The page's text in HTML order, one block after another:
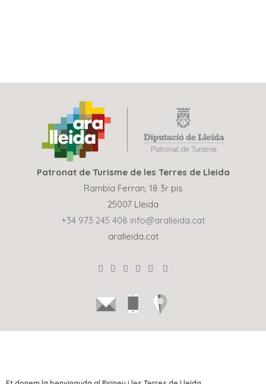
Patronat de Turisme de les Terres de Lleida
Rambla Ferran, 18 3r pis
25007 Lleida
+34 973 245 408 info@aralleida.cat
aralleida.cat